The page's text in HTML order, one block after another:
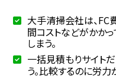
大手清掃会社は、FC
間コストなどがかかっ
しまう。
一括見積もりサイト
う。比較するのに労力